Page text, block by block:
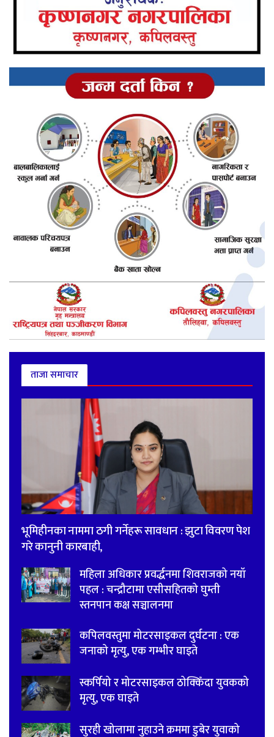
ताजा समाचार
भूमिहीनका नाममा ठगी गर्नेहरू सावधान : झुटा विवरण पेश
गरे कानुनी कारबाही,
महिला अधिकार प्रवर्द्धनमा शिवराजको नयाँ
पहल : चन्द्रौटामा एसीसहितको घुम्ती
स्तनपान कक्ष सञ्चालनमा
कपिलवस्तुमा मोटरसाइकल दुर्घटना : एक
जनाको मृत्यु, एक गम्भीर घाइते
स्कर्पियो र मोटरसाइकल ठोक्किँदा युवकको
मृत्यु, एक घाइते
सुरही खोलामा नुहाउने क्रममा डुबेर युवाको